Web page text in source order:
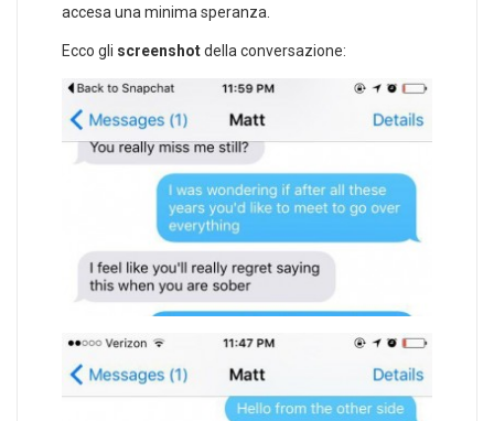
accesa una minima speranza.
Ecco gli screenshotdella conversazione: